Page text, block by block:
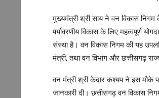
मुख्यमंत्री श्री साय ने वन विकास निगम
पर्यावरणीय विकास के लिए महत्वपूर्ण
संस्था है। वन विकास निगम की यह
मंत्री, तथा वन विभाग और छत्तीसगढ़
वन मंत्री श्री केदार कश्यप ने इस मौके
जानकारी दी। छत्तीसगढ़ वन विकास